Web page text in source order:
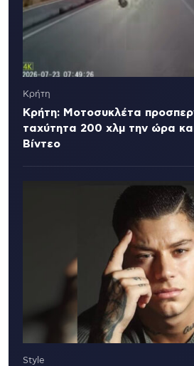
Κρήτη
Κρήτη: Μοτοσυκλέτα
ταχύτητα 200 χλμ την ώρα
Βίντεο
Style